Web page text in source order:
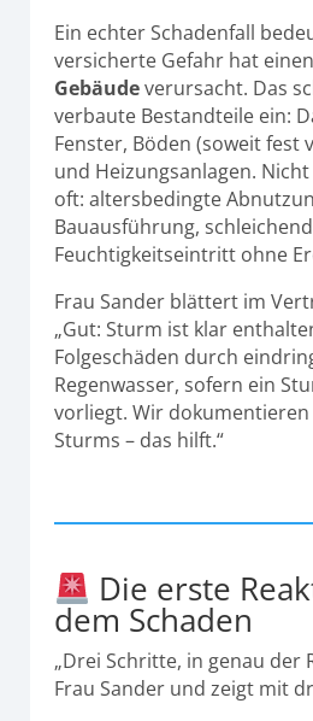
Ein echter Schadenfall
versicherte Gefahr hat einen
Gebäudeverursacht. Das
verbaute Bestandteile ein:
Fenster, Böden (soweit fest
und Heizungsanlagen.
oft: altersbedingte
Bauausführung,
Feuchtigkeitseintritt ohne
Frau Sander blättert im
„Gut: Sturm ist klar
Folgeschäden durch
Regenwasser, sofern ein
vorliegt. Wir dokumentieren
Sturms – das hilft.“
Die erste
dem Schaden
„Drei Schritte, in genau der
Frau Sander und zeigt mit